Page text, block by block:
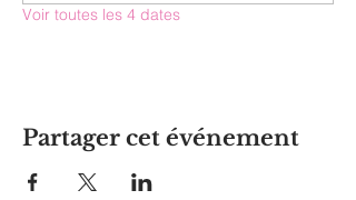
Voir toutes les 4 dates
Partager cet événement